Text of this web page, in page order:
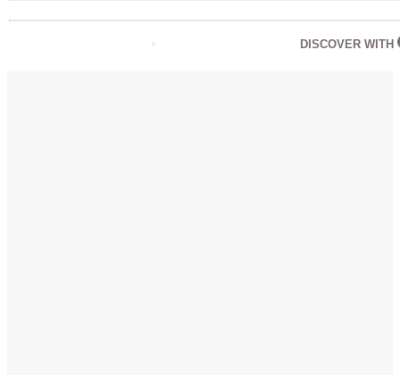
DISCOVER WITH